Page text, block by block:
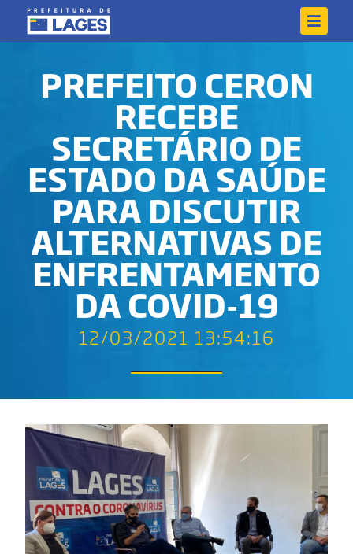
PREFEITO CERON
RECEBE
SECRETÁRIO DE
ESTADO DA SAÚDE
PARA DISCUTIR
ALTERNATIVAS DE
ENFRENTAMENTO
DA COVID-19
12/03/2021 13:54:16